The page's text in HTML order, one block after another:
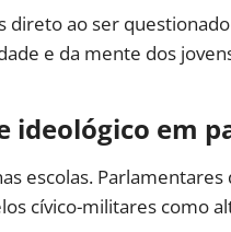
ao ser
e da mente dos
ideológico em
escolas.
cívico-militares como